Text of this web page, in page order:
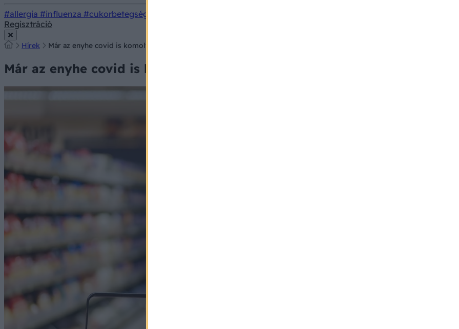
#allergia #influenza #cukorbetegség
Regisztráció
Hírek Már az enyhe covid is komoly memóriazavarokat okozhat a fiataloknál
Már az enyhe covid is komoly memóriazavarokat okozhat a fiataloknál